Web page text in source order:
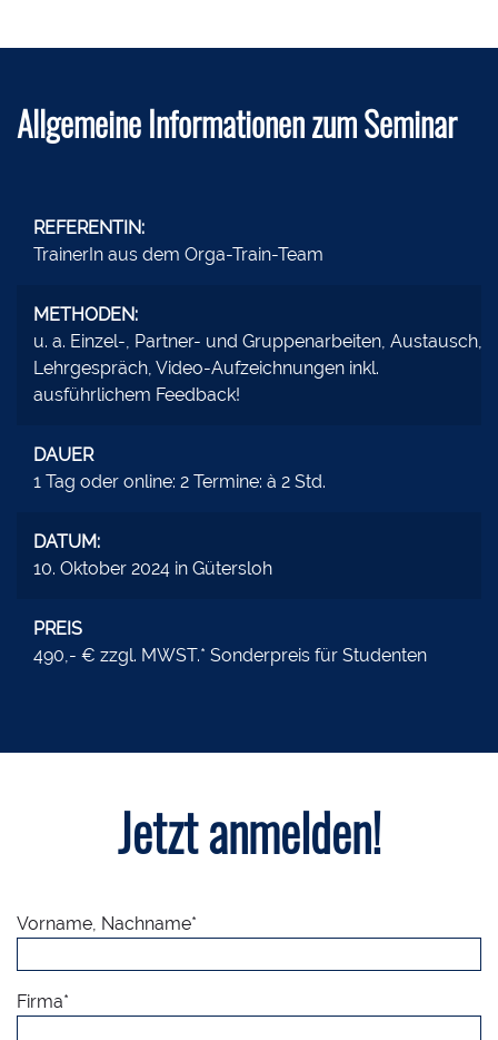
Allgemeine Informationen zum Seminar
REFERENTIN:
TrainerIn aus dem Orga-Train-Team
METHODEN:
u. a. Einzel-, Partner- und Gruppenarbeiten, Austausch,
Lehrgespräch, Video-Aufzeichnungen inkl.
ausführlichem Feedback!
DAUER
1 Tag oder online: 2 Termine: à 2 Std.
DATUM:
10. Oktober 2024 in Gütersloh
PREIS
490,- € zzgl. MWST.* Sonderpreis für Studenten
Jetzt anmelden!
Vorname, Nachname*
Firma*